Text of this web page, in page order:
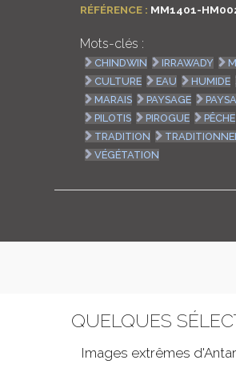
RÉFÉRENCE : MM1401-
Mots-clés :
CHINDWIN IRRAWADY
CULTURE
EAU HUMIDE
MARAIS
PAYSAGE
PILOTIS
PIROGUE PÊCHE
TRADITION
VÉGÉTATION
QUELQUES
Images extrêmes d'